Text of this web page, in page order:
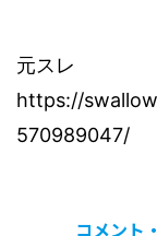
元スレ
https://
570989047/
コメント